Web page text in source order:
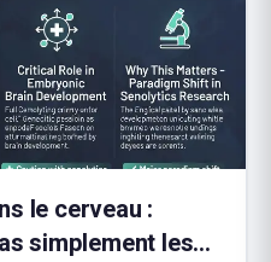
le cerveau :
simplement les